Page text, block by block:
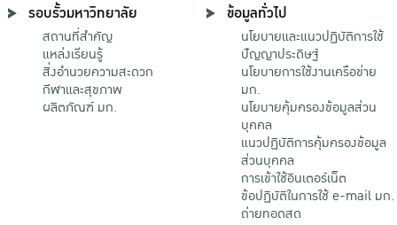
รอบรั้วมหาวิทยาลัย
สถานที่สำคัญ
แหล่งเรียนรู้
สิ่งอำนวยความสะดวก
กีฬาและสุขภาพ
ผลิตภัณฑ์ มก.
ข้อมูลทั่วไป
นโยบายและแนวปฏิบัติการใช้
ปัญญาประดิษฐ์
นโยบายการใช้งานเครือข่าย
มก.
นโยบายคุ้มครองข้อมูลส่วน
บุคคล
แนวปฏิบัติการคุ้มครองข้อมูล
ส่วนบุคคล
การเข้าใช้อินเตอร์เน็ต
ข้อปฏิบัติในการใช้ e-mail มก.
ถ่ายทอดสด